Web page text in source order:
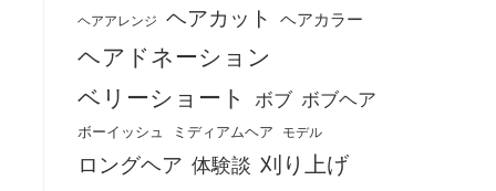
ヘアアレンジ ヘアカット ヘアカラー
ヘアドネーション
ベリーショート
ボブ ボブヘア
ボーイッシュ ミディアムヘア モデル
ロングヘア 体験談 刈り上げ